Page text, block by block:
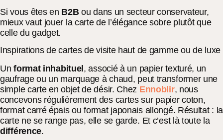
Si vous êtes en B2Bou dans un secteur conservateur,
mieux vaut jouer la carte de l’élégance sobre plutôt que
celle du gadget.
Inspirations de cartes de visite haut de gamme ou de luxe
Unformat inhabituel , associé à un papier texturé, un
gaufrage ou un marquage à chaud, peut transformer une
simple carte en objet de désir. Chez Ennoblir, nous
concevons régulièrement des cartes sur papier coton,
format carré épais ou format japonais allongé. Résultat : la
carte ne se range pas, elle se garde. Et c’est là toute la
différence.